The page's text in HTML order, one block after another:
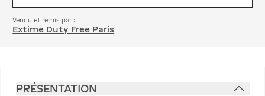
Vendu et remis par :
Extime Duty Free Paris
PRÉSENTATION